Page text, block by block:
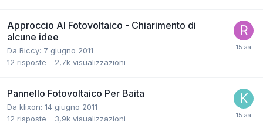
Approccio Al Fotovoltaico - Chiarimento di
alcune idee
Da Riccy: 7 giugno 2011
12 risposte 2,7k visualizzazioni
Pannello Fotovoltaico Per Baita
Da klixon: 14 giugno 2011
12 risposte 3,9k visualizzazioni